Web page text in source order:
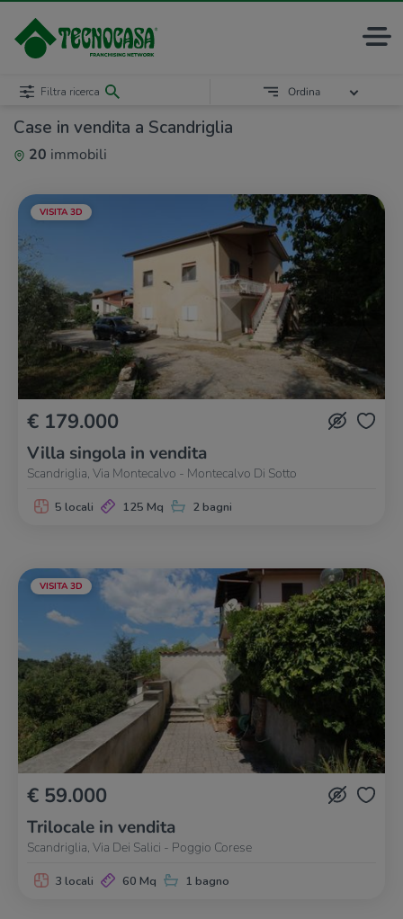
Case in vendita a Scandriglia
20 immobili
Filtra ricerca Ordina
VISITA 3D
€ 179.000
Villa singola in vendita
Scandriglia, Via Montecalvo - Montecalvo Di Sotto
5 locali 125 Mq 2 bagni
VISITA 3D
€ 59.000
Trilocale in vendita
Scandriglia, Via Dei Salici - Poggio Corese
3 locali 60 Mq 1 bagno